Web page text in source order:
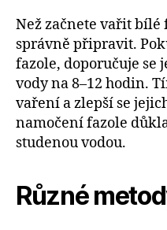
Než začnete vařit bílé
správně připravit.
fazole, doporučuje se
vody na 8–12 hodin.
vaření a zlepší se
namočení fazole
studenou vodou.
Různé